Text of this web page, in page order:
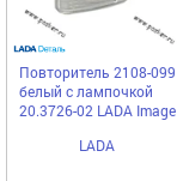
Повторитель 2108-099
белый с лампочкой
20.3726-02 LADA Image
LADA